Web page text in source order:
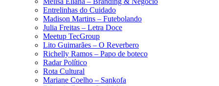
Entrelinhas do Cuidado
Madison Martins – Futebolando
Julia Freitas​ – Letra Doce
Meetup TecGroup
Lito Guimarães – O Reverbero
Richelly Ramos​ – Papo de boteco
Radar Político
Rota Cultural
Mariane Coelho – Sankofa